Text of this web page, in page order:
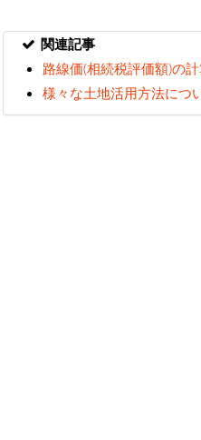
関連記事
路線価(相続税評価額)の
様々な土地活用方法につ